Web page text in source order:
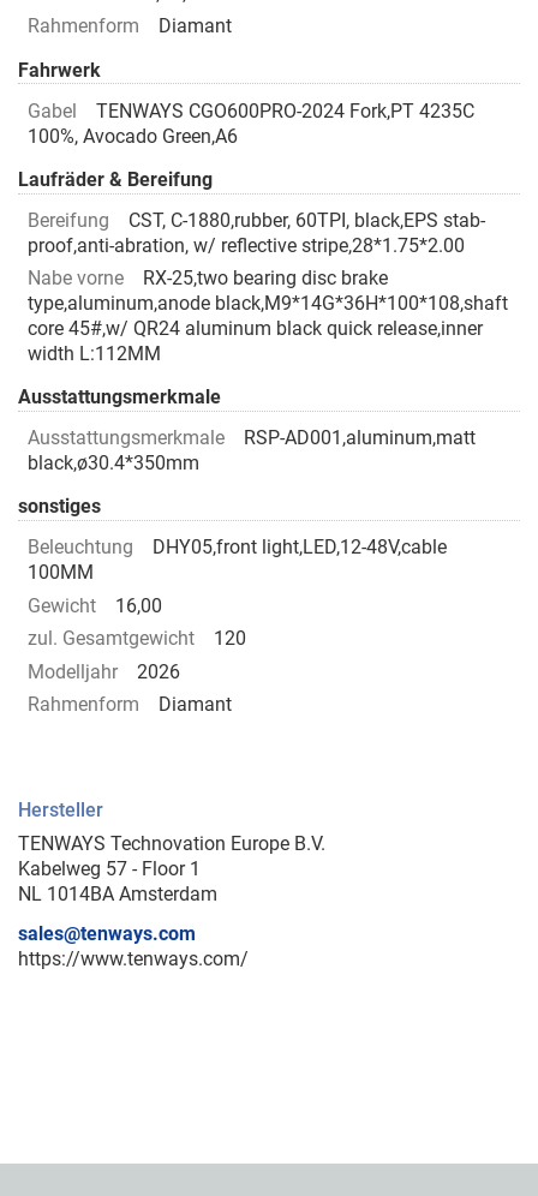
Rahmenform
Diamant
Fahrwerk
Gabel
TENWAYS CGO600PRO-2024 Fork,PT 4235C
100%, Avocado Green,A6
Laufräder & Bereifung
Bereifung
CST, C-1880,rubber, 60TPI, black,EPS stab-
proof,anti-abration, w/ reflective stripe,28*1.75*2.00
Nabe vorne
RX-25,two bearing disc brake
type,aluminum,anode black,M9*14G*36H*100*108,shaft
core 45#,w/ QR24 aluminum black quick release,inner
width L:112MM
Ausstattungsmerkmale
Ausstattungsmerkmale
RSP-AD001,aluminum,matt
black,ø30.4*350mm
sonstiges
Beleuchtung
DHY05,front light,LED,12-48V,cable
100MM
Gewicht
16,00
zul. Gesamtgewicht
120
Modelljahr
2026
Rahmenform
Diamant
Hersteller
TENWAYS Technovation Europe B.V.
Kabelweg 57 - Floor 1
NL 1014BA Amsterdam
sales@tenways.com
https://www.tenways.com/